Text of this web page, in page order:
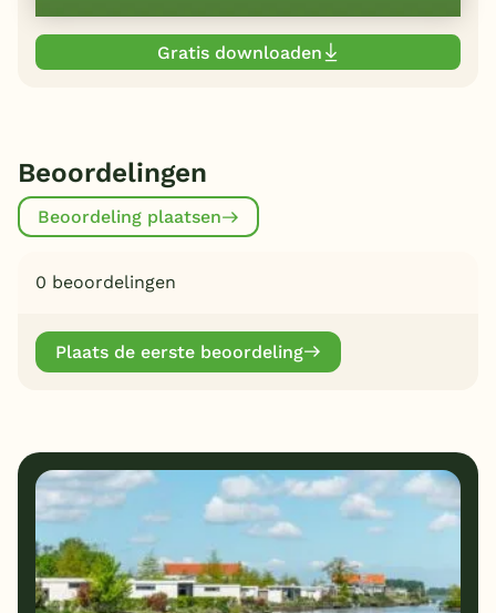
Gratis downloaden
Beoordelingen
Beoordeling plaatsen
0 beoordelingen
Plaats de eerste beoordeling